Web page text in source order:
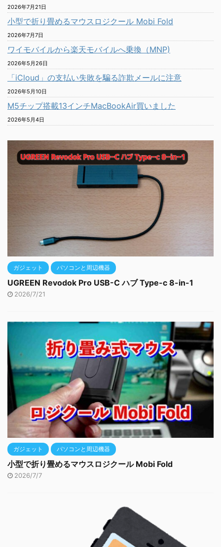
2026年7月21日
小型で折り畳めるマウスロジクール Mobi Fold
2026年7月7日
ワイモバイルから楽天モバイルへ乗換（MNP)
2026年5月26日
「iCloud」の支払い失敗を騙る詐欺メールに注意
2026年5月10日
M5チップ搭載13インチMacBookAir買いました
2026年5月4日
ガジェット パソコンと周辺機器
UGREEN Revodok Pro USB-C ハブ Type-c 8-in-1
2026/7/21
ガジェット パソコンと周辺機器
小型で折り畳めるマウスロジクール Mobi Fold
2026/7/7